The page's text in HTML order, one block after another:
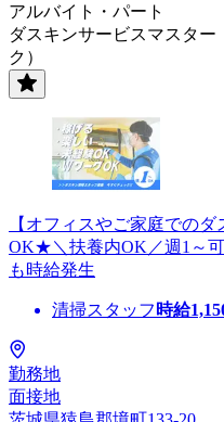
アルバイト・パート
ダスキンサービスマスタ
ク）
【オフィスやご家庭での
OK★＼扶養内OK／週1～
も時給発生
清掃スタッフ 時給
勤務地
面接地